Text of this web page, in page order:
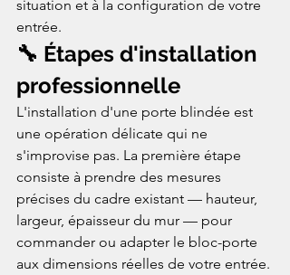
situation et à la configuration de votre
entrée.
🔧 Étapes d'installation
professionnelle
L'installation d'une porte blindée est
une opération délicate qui ne
s'improvise pas. La première étape
consiste à prendre des mesures
précises du cadre existant — hauteur,
largeur, épaisseur du mur — pour
commander ou adapter le bloc-porte
aux dimensions réelles de votre entrée.